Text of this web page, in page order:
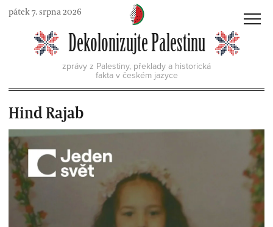
Skippátek 7. srpna 2026
Dekolonizujte Palestinu
zprávy z Palestiny, překlady a historická
fakta v českém jazyce
MENU
Hind Rajab